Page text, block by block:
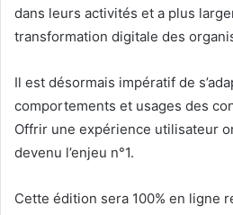
dans leurs activités et a plus
transformation digitale des
Il est désormais impératif de
comportements et usages des
Offrir une expérience utilisateur
devenu l’enjeu n°1.
Cette édition sera 100% en ligne